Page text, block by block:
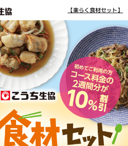
【楽らく食材セット】